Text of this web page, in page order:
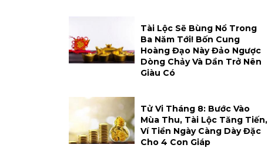
Tài Lộc Sẽ Bùng Nổ Trong
Ba Năm Tới! Bốn Cung
Hoàng Đạo Này Đảo Ngược
Dòng Chảy Và Dần Trở Nên
Giàu Có
Tử Vi Tháng 8: Bước Vào
Mùa Thu, Tài Lộc Tăng Tiến,
Ví Tiền Ngày Càng Dày Đặc
Cho 4 Con Giáp